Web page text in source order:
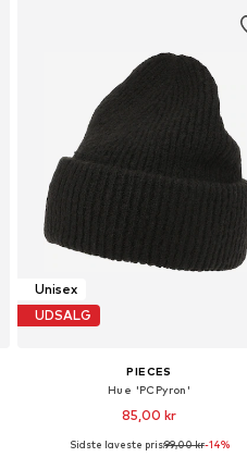
Unisex
UDSALG
PIECES
Hue 'PCPyron'
85,00 kr
Tilgængelige størrelser: 55-60
Sidste laveste pris:99,00 kr-14%